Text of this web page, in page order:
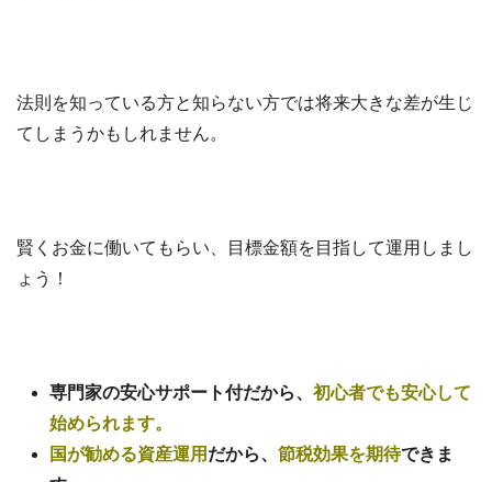
法則を知っている方と知らない方では将来大きな差が生じ
てしまうかもしれません。
賢くお金に働いてもらい、目標金額を目指して運用しまし
ょう！
専門家の安心サポート付だから、 初心者でも安心して
始められます。
国が勧める資産運用 だから、 節税効果を期待できま